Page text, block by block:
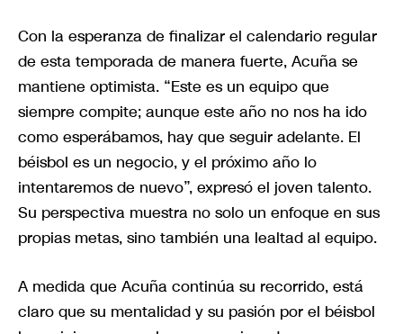
Con la esperanza de finalizar el calendario regular
de esta temporada de manera fuerte, Acuña se
mantiene optimista. “Este es un equipo que
siempre compite; aunque este año no nos ha ido
como esperábamos, hay que seguir adelante. El
béisbol es un negocio, y el próximo año lo
intentaremos de nuevo”, expresó el joven talento.
Su perspectiva muestra no solo un enfoque en sus
propias metas, sino también una lealtad al equipo.
A medida que Acuña continúa su recorrido, está
claro que su mentalidad y su pasión por el béisbol